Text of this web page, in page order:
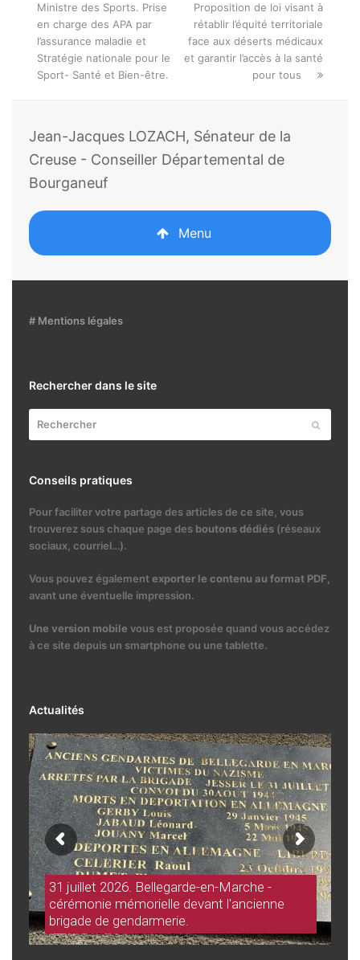
Ministre des Sports. Prise
en charge des APA par
l’assurance maladie et
Stratégie nationale pour le
Sport- Santé et Bien-être.
Proposition de loi visant à
rétablir l’équité territoriale
face aux déserts médicaux
et garantir l’accès à la santé
pour tous
Jean-Jacques LOZACH, Sénateur de la
Creuse - Conseiller Départemental de
Bourganeuf
Menu
# Mentions légales
Rechercher dans le site
Conseils pratiques
Pour faciliter votre partage des articles de ce site, vous
trouverez sous chaque page des boutons dédiés(réseaux
sociaux, courriel…).
Vous pouvez égalementexporter le contenu au format PDF
avant une éventuelle impression.
Une version mobile vous est proposée quand vous accédez
à ce site depuis un smartphone ou une tablette.
Actualités
31 juillet 2026. Bellegarde-en-Marche -
cérémonie mémorielle devant l'ancienne
brigade de gendarmerie.